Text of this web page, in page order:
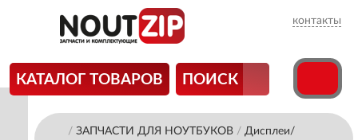
контакты
КАТАЛОГ ТОВАРОВ ПОИСК
/ ЗАПЧАСТИ ДЛЯ НОУТБУКОВ / Дисплеи/